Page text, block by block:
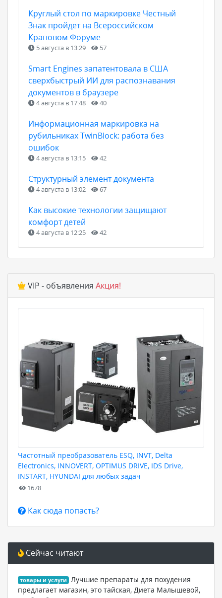
Круглый стол по маркировке Честный
Знак пройдет на Всероссийском
Крановом Форуме
5 августа в 13:29 57
Smart Engines запатентовала в США
сверхбыстрый ИИ для распознавания
документов в браузере
4 августа в 17:48 40
Информационная маркировка на
рубильниках TwinBlock: работа без
ошибок
4 августа в 13:15 42
Структурный элемент документа
4 августа в 13:02 67
Как высокие технологии защищают
комфорт детей
4 августа в 12:25 42
VIP - объявления Акция!
Частотный преобразователь ESQ, INVT, Delta
Electronics, INNOVERT, OPTIMUS DRIVE, IDS Drive,
INSTART, HYUNDAI для любых задач
1678
Как сюда попасть?
Сейчас читают
товары и услуги
Лучшие препараты для похудения
предлагает магазин, это тайская, Диета Малышевой,